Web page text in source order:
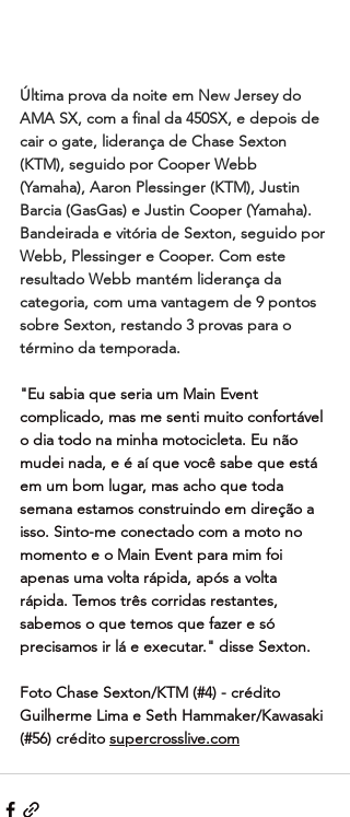
Última prova da noite em New Jersey do
AMA SX, com a final da 450SX, e depois de
cair o gate, liderança de Chase Sexton
(KTM), seguido por Cooper Webb
(Yamaha), Aaron Plessinger (KTM), Justin
Barcia (GasGas) e Justin Cooper (Yamaha).
Bandeirada e vitória de Sexton, seguido por
Webb, Plessinger e Cooper. Com este
resultado Webb mantém liderança da
categoria, com uma vantagem de 9 pontos
sobre Sexton, restando 3 provas para o
término da temporada.
"Eu sabia que seria um Main Event
complicado, mas me senti muito confortável
o dia todo na minha motocicleta. Eu não
mudei nada, e é aí que você sabe que está
em um bom lugar, mas acho que toda
semana estamos construindo em direção a
isso. Sinto-me conectado com a moto no
momento e o Main Event para mim foi
apenas uma volta rápida, após a volta
rápida. Temos três corridas restantes,
sabemos o que temos que fazer e só
precisamos ir lá e executar." disse Sexton.
Foto Chase Sexton/KTM (#4) - crédito
Guilherme Lima e Seth Hammaker/Kawasaki
(#56) crédito supercrosslive.com